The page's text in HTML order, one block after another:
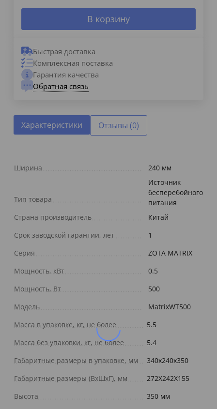
В корзину
Быстрая доставка
Комплексная поставка
Гарантия качества
Обратная связь
Характеристики Отзывы (0)
Ширина 240 мм
Тип товара
Источник
бесперебойного
питания
Страна производитель
Китай
Срок заводской гарантии, лет
1
Серия
ZOTA MATRIX
Мощность, кВт
0.5
Мощность, Вт
500
Модель
MatrixWT500
Масса в упаковке, кг, не более
5.5
Масса без упаковки, кг, не более
5.4
Габаритные размеры в упаковке, мм
340х240х350
Габаритные размеры (ВхШхГ), мм
272X242X155
Высота
350 мм